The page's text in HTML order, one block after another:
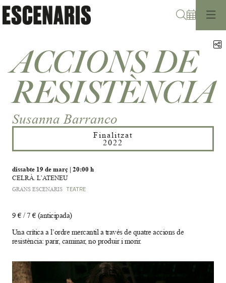
ACCIONS DE
RESISTÈNCIA
Susanna Barranco
Finalitzat
2022
dissabte 19 de març| 20:00 h
CELRÀ. L’ATENEU
GRANS ESCENARIS TEATRE
9 € / 7 € (anticipada)
Una crítica a l’ordre mercantil a través de quatre accions de
resistència: parir, caminar, no produir i morir.